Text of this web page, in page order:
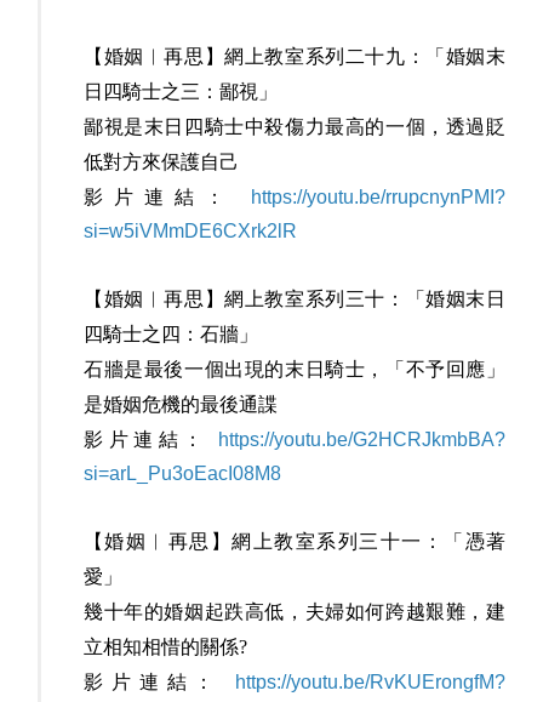
【婚姻︳再思】網上教室系列二十九：「婚姻末
日四騎士之三：鄙視」
鄙視是末日四騎士中殺傷力最高的一個，透過貶
低對方來保護自己
影片連結：
https://youtu.be/rrupcnynPMI?
si=w5iVMmDE6CXrk2lR
【婚姻︳再思】網上教室系列三十：「婚姻末日
四騎士之四：石牆」
石牆是最後一個出現的末日騎士，「不予回應」
是婚姻危機的最後通諜
影片連結：
https://youtu.be/G2HCRJkmbBA?
si=arL_Pu3oEacI08M8
【婚姻︳再思】網上教室系列三十一：「憑著
愛」
幾十年的婚姻起跌高低，夫婦如何跨越艱難，建
立相知相惜的關係?
影片連結：
https://youtu.be/RvKUErongfM?